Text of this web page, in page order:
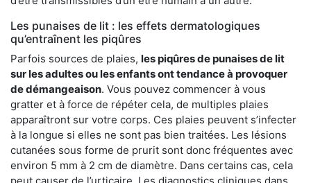
Les punaises de lit : les effets dermatologiques
qu’entraînent les piqûres
Parfois sources de plaies, les piqûres de punaises de lit
sur les adultes ou les enfants ont tendance à provoquer
de démangeaison. Vous pouvez commencer à vous
gratter et à force de répéter cela, de multiples plaies
apparaîtront sur votre corps. Ces plaies peuvent s’infecter
à la longue si elles ne sont pas bien traitées. Les lésions
cutanées sous forme de prurit sont donc fréquentes avec
environ 5 mm à 2 cm de diamètre. Dans certains cas, cela